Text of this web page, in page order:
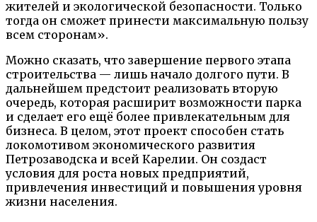
жителей и экологической безопасности. Только
тогда он сможет принести максимальную пользу
всем сторонам».
Можно сказать, что завершение первого этапа
строительства — лишь начало долгого пути. В
дальнейшем предстоит реализовать вторую
очередь, которая расширит возможности парка
и сделает его ещё более привлекательным для
бизнеса. В целом, этот проект способен стать
локомотивом экономического развития
Петрозаводска и всей Карелии. Он создаст
условия для роста новых предприятий,
привлечения инвестиций и повышения уровня
жизни населения.